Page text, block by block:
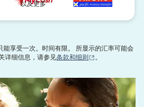
以及更多
能享受一次。时间有限。 所显示的汇率可能会
详细信息，请参见条款和细则 。